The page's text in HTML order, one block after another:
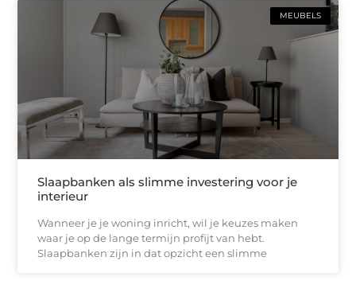
MEUBELS
Slaapbanken als slimme investering voor je
interieur
Wanneer je je woning inricht, wil je keuzes maken
waar je op de lange termijn profijt van hebt.
Slaapbanken zijn in dat opzicht een slimme